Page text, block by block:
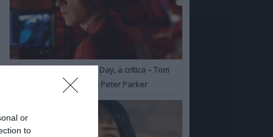
or
to
Spider-Man: Brand New Day, a crítica – Tom
Holland consolida o seu Peter Parker